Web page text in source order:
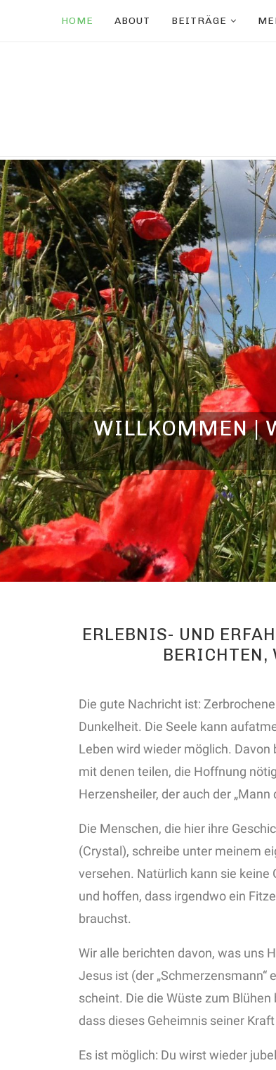
HOME ABOUT BEITRÄGE
WILLKOMMEN |
ERLEBNIS- UND
BERICHTEN,
Die gute Nachricht ist:
Dunkelheit. Die Seele kann
Leben wird wieder möglich.
mit denen teilen, die Hoffnung
Herzensheiler, der auch der
Die Menschen, die hier ihre
(Crystal), schreibe unter meinem
versehen. Natürlich kann sie keine
und hoffen, dass irgendwo ein
brauchst.
Wir alle berichten davon, was uns
Jesus ist (der „Schmerzensmann“
scheint. Die die Wüste zum
dass dieses Geheimnis seiner
Es ist möglich: Du wirst wieder